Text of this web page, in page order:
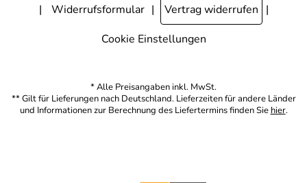
Widerrufsformular
Vertrag widerrufen
Cookie Einstellungen
* Alle Preisangaben inkl. MwSt.
** Gilt für Lieferungen nach Deutschland. Lieferzeiten für andere Länder
und Informationen zur Berechnung des Liefertermins finden Sie hier.